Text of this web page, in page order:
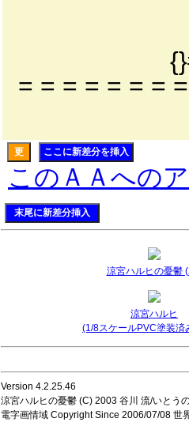
{}#≡≡ﾆﾆﾆ
= = = = = = =
更 ここに新差分を挿入
このＡＡへの
末尾に新差分挿入
涼宮ハルヒの憂鬱
涼宮ハルヒ
(1/8スケールPVC塗装済
Version 4.2.25.46
涼宮ハルヒの憂鬱 (C) 2003 谷川 流/いとう
電字画情域 Copyright Since 2006/07/08 世